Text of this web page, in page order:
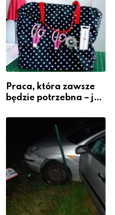
Praca, która zawsze
będzie potrzebna – jak
zawodem przyszłości i
gdzie się go nauczyć?